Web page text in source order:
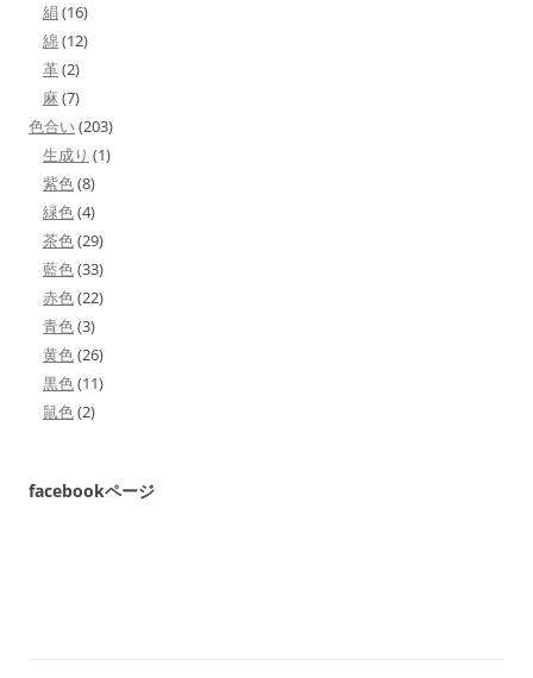
絹(16)
綿(12)
革(2)
麻 (7)
色合い(203)
生成り (1)
紫色(8)
緑色(4)
茶色(29)
藍色(33)
赤色(22)
青色(3)
黄色(26)
黒色(11)
鼠色(2)
facebookページ